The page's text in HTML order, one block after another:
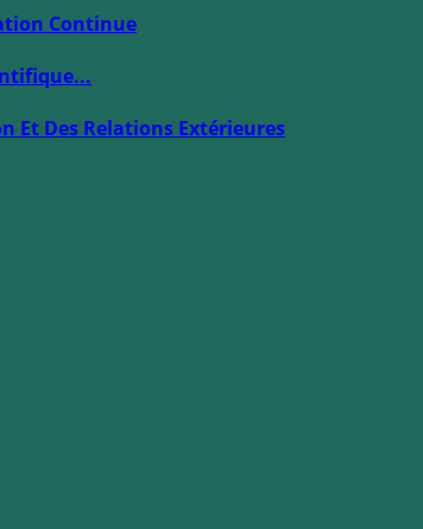
Continue
Et Des Relations Extérieures